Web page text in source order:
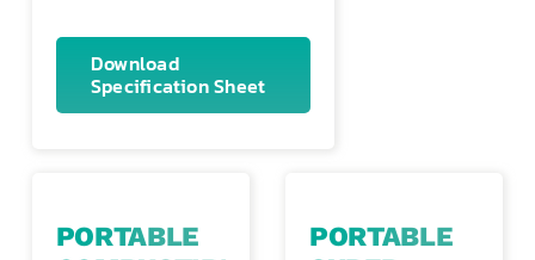
Download
Specification Sheet
PORTABLE
PORTABLE